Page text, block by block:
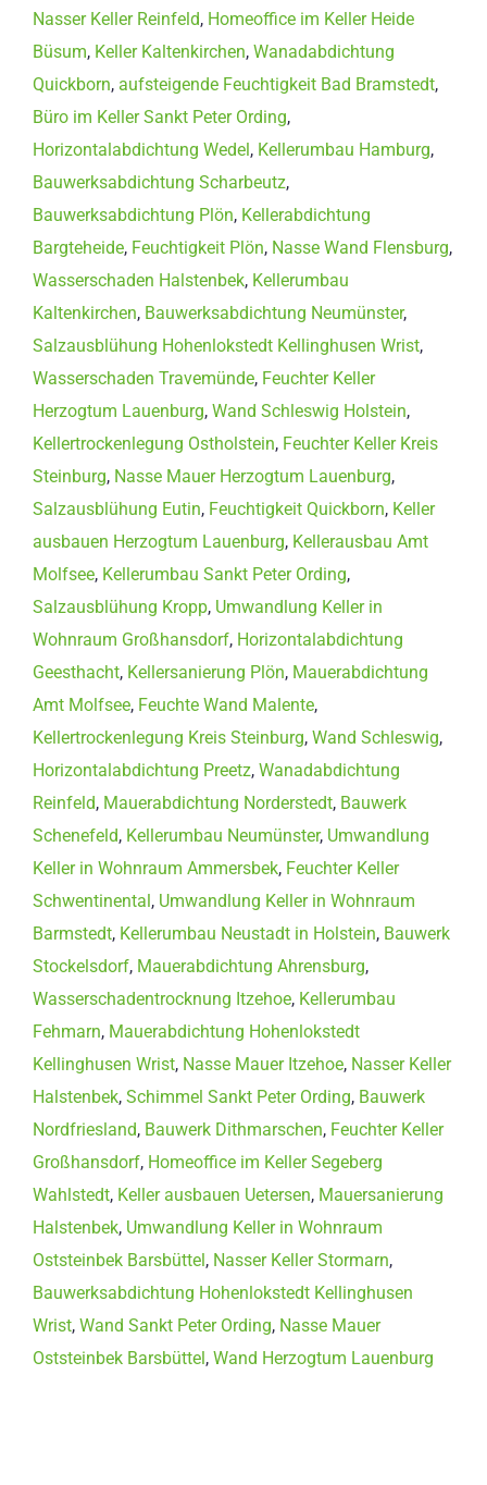
Nasser Keller Reinfeld, Homeoffice im Keller Heide
Büsum, Keller Kaltenkirchen, Wanadabdichtung
Quickborn, aufsteigende Feuchtigkeit Bad Bramstedt,
Büro im Keller Sankt Peter Ording,
Horizontalabdichtung Wedel, Kellerumbau Hamburg,
Bauwerksabdichtung Scharbeutz,
Bauwerksabdichtung Plön, Kellerabdichtung
Bargteheide, Feuchtigkeit Plön, Nasse Wand Flensburg,
Wasserschaden Halstenbek, Kellerumbau
Kaltenkirchen, Bauwerksabdichtung Neumünster,
Salzausblühung Hohenlokstedt Kellinghusen Wrist,
Wasserschaden Travemünde, Feuchter Keller
Herzogtum Lauenburg, Wand Schleswig Holstein,
Kellertrockenlegung Ostholstein, Feuchter Keller Kreis
Steinburg, Nasse Mauer Herzogtum Lauenburg,
Salzausblühung Eutin, Feuchtigkeit Quickborn, Keller
ausbauen Herzogtum Lauenburg, Kellerausbau Amt
Molfsee, Kellerumbau Sankt Peter Ording,
Salzausblühung Kropp, Umwandlung Keller in
Wohnraum Großhansdorf, Horizontalabdichtung
Geesthacht, Kellersanierung Plön, Mauerabdichtung
Amt Molfsee, Feuchte Wand Malente,
Kellertrockenlegung Kreis Steinburg, Wand Schleswig,
Horizontalabdichtung Preetz, Wanadabdichtung
Reinfeld, Mauerabdichtung Norderstedt, Bauwerk
Schenefeld, Kellerumbau Neumünster, Umwandlung
Keller in Wohnraum Ammersbek, Feuchter Keller
Schwentinental, Umwandlung Keller in Wohnraum
Barmstedt, Kellerumbau Neustadt in Holstein, Bauwerk
Stockelsdorf, Mauerabdichtung Ahrensburg,
Wasserschadentrocknung Itzehoe, Kellerumbau
Fehmarn, Mauerabdichtung Hohenlokstedt
Kellinghusen Wrist, Nasse Mauer Itzehoe, Nasser Keller
Halstenbek, Schimmel Sankt Peter Ording, Bauwerk
Nordfriesland, Bauwerk Dithmarschen, Feuchter Keller
Großhansdorf, Homeoffice im Keller Segeberg
Wahlstedt, Keller ausbauen Uetersen, Mauersanierung
Halstenbek, Umwandlung Keller in Wohnraum
Oststeinbek Barsbüttel, Nasser Keller Stormarn,
Bauwerksabdichtung Hohenlokstedt Kellinghusen
Wrist, Wand Sankt Peter Ording, Nasse Mauer
Oststeinbek Barsbüttel, Wand Herzogtum Lauenburg